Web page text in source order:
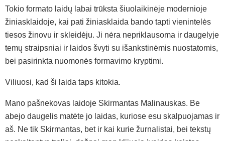
Tokio formato laidų labai trūksta šiuolaikinėje modernioje
žiniasklaidoje, kai pati žiniasklaida bando tapti vienintelės
tiesos žinovu ir skleidėju. Ji nėra nepriklausoma ir daugelyje
temų straipsniai ir laidos švyti su išankstinėmis nuostatomis,
bei pasirinkta nuomonės formavimo kryptimi.
Viliuosi, kad ši laida taps kitokia.
Mano pašnekovas laidoje Skirmantas Malinauskas. Be
abejo daugelis matėte jo laidas, kuriose esu skalpuojamas ir
aš. Ne tik Skirmantas, bet ir kai kurie žurnalistai, bei tekstų